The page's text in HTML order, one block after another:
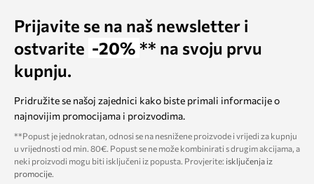
Prijavite se na naš newsletter i
ostvarite -20% ** na svoju prvu
kupnju.
Pridružite se našoj zajednici kako biste primali informacije o
najnovijim promocijama i proizvodima.
**Popust je jednokratan, odnosi se na nesnižene proizvode i vrijedi za kupnju
u vrijednosti od min. 80€. Popust se ne može kombinirati s drugim akcijama, a
neki proizvodi mogu biti isključeni iz popusta. Provjerite: isključenja iz
promocije